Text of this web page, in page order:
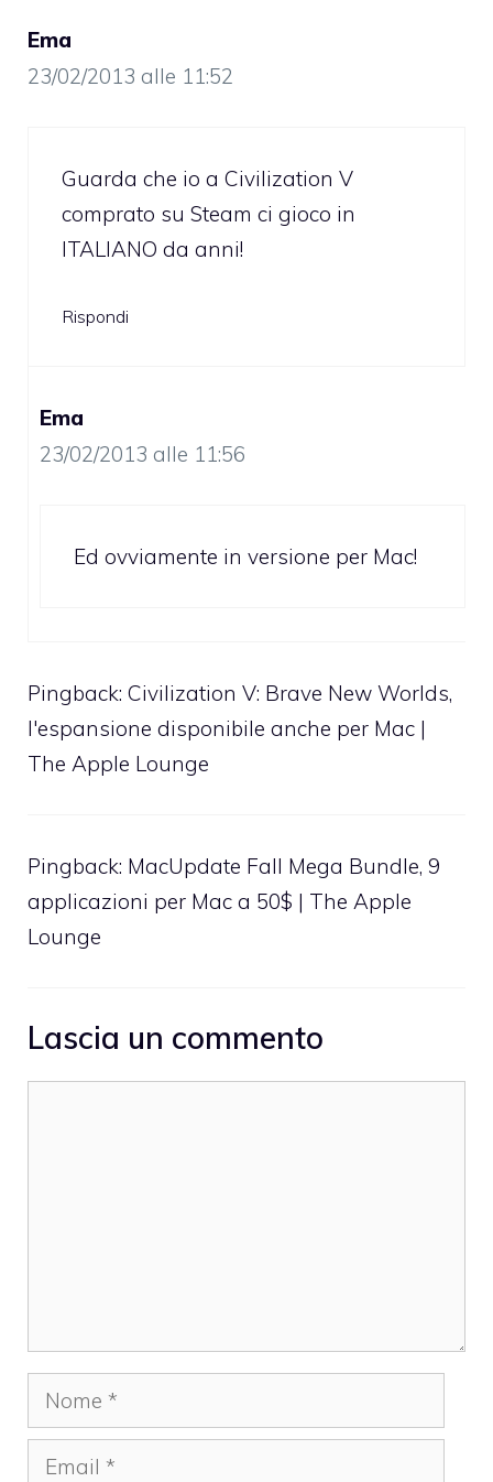
Ema
23/02/2013 alle 11:52
Guarda che io a Civilization V
comprato su Steam ci gioco in
ITALIANO da anni!
Rispondi
Ema
23/02/2013 alle 11:56
Ed ovviamente in versione per Mac!
Pingback: Civilization V: Brave New Worlds,
l'espansione disponibile anche per Mac |
The Apple Lounge
Pingback: MacUpdate Fall Mega Bundle, 9
applicazioni per Mac a 50$ | The Apple
Lounge
Lascia un commento
Nome
Email